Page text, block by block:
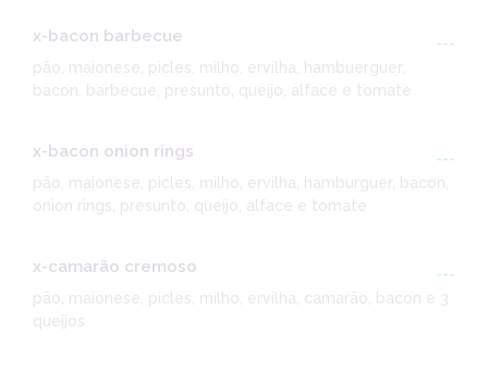
x-bacon barbecue
---
pão, maionese, picles, milho, ervilha, hambuerguer,
bacon, barbecue, presunto, queijo, alface e tomate
x-bacon onion rings
---
pão, maionese, picles, milho, ervilha, hamburguer, bacon,
onion rings, presunto, queijo, alface e tomate
x-camarão cremoso
---
pão, maionese, picles, milho, ervilha, camarão, bacon e 3